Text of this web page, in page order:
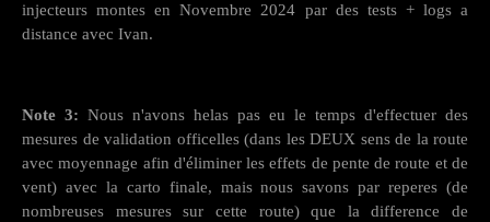
injecteurs montes en Novembre 2024 par des tests + logs a
distance avec Ivan.
Note 3: Nous n'avons helas pas eu le temps d'effectuer des
mesures de validation officelles (dans les DEUX sens de la route
avec moyennage afin d'éliminer les effets de pente de route et de
vent) avec la carto finale, mais nous savons par reperes (de
nombreuses mesures sur cette route) que la difference de